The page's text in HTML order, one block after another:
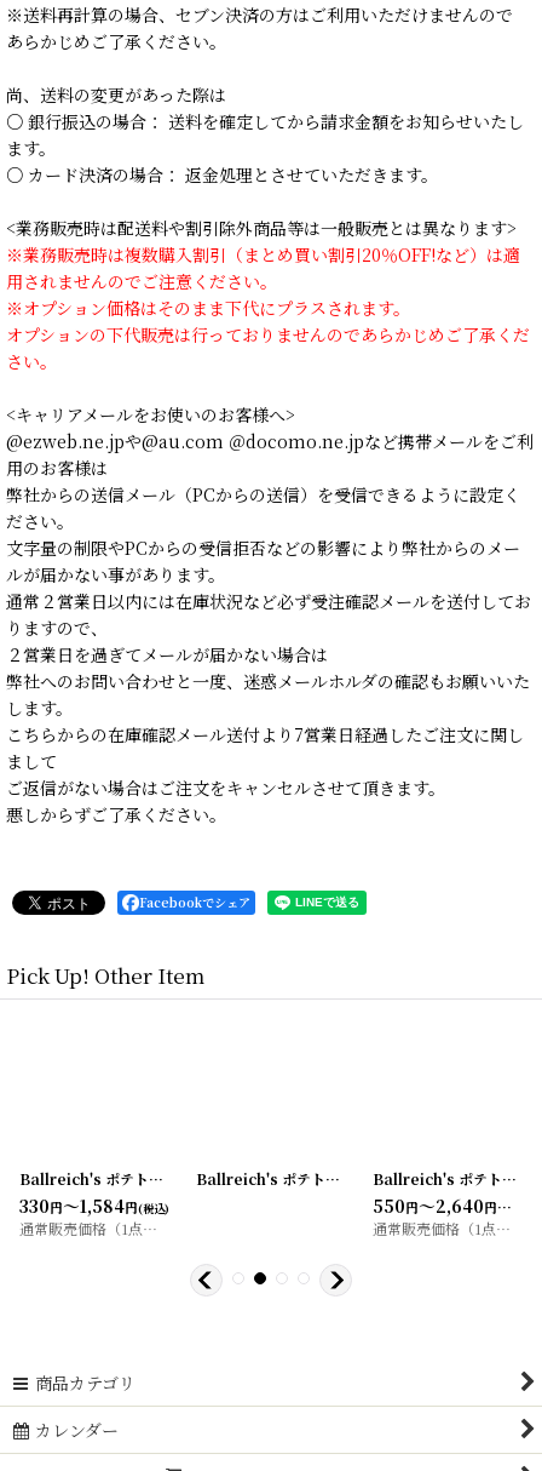
※送料再計算の場合、セブン決済の方はご利用いただけませんので
あらかじめご了承ください。
尚、送料の変更があった際は
○ 銀行振込の場合： 送料を確定してから請求金額をお知らせいたし
ます。
○ カード決済の場合： 返金処理とさせていただきます。
<業務販売時は配送料や割引除外商品等は一般販売とは異なります>
※業務販売時は複数購入割引（まとめ買い割引20％OFF!など）は適
用されませんのでご注意ください。
※オプション価格はそのまま下代にプラスされます。
オプションの下代販売は行っておりませんのであらかじめご了承くだ
さい。
<キャリアメールをお使いのお客様へ>
@ezweb.ne.jpや@au.com ＠docomo.ne.jpなど携帯メールをご利
用のお客様は
弊社からの送信メール（PCからの送信）を受信できるように設定く
ださい。
文字量の制限やPCからの受信拒否などの影響により弊社からのメー
ルが届かない事があります。
通常２営業日以内には在庫状況など必ず受注確認メールを送付してお
りますので、
２営業日を過ぎてメールが届かない場合は
弊社へのお問い合わせと一度、迷惑メールホルダの確認もお願いいた
します。
こちらからの在庫確認メール送付より7営業日経過したご注文に関し
まして
ご返信がない場合はご注文をキャンセルさせて頂きます。
悪しからずご了承ください。
Facebookでシェア
Pick Up! Other Item
] 20200407-11]
Ballreich's ポテトチップ袋 (S) [20200505-1]
330円～1,584円(税込)
通常販売価格（1点）
Ballreich's ポテトチップ袋 (L) [20200505-2
Ballreich's ポテトチップ袋 BBQ (S)
550円～2,640円(税込)
通常販売価格（1点）
商品カテゴリ
カレンダー